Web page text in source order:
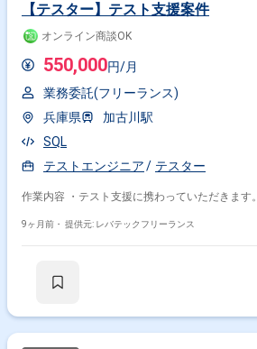
【テスター】テスト支援案件
オンライン商談OK
550,000円/月
業務委託(フリーランス)
兵庫県
加古川駅
SQL
テストエンジニア
テスター
作業内容 ・テスト支援に携わっていただきます。
9ヶ月前・ 提供元: レバテックフリーランス